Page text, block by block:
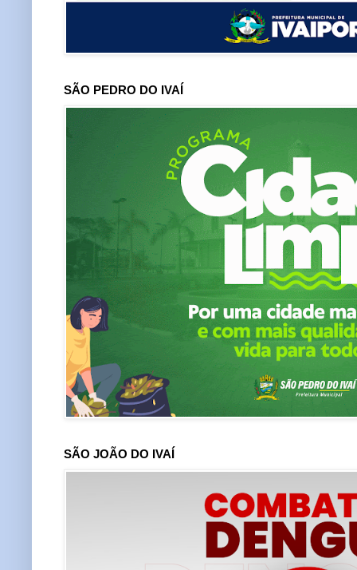
SÃO PEDRO DO IVAÍ
SÃO JOÃO DO IVAÍ